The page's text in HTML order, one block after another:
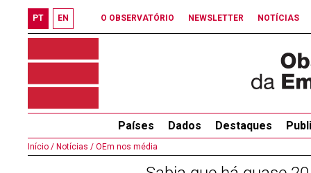
PT EN O OBSERVATÓRIO NEWSLETTER NOTÍCIAS
Países Dados Destaques
Início / Notícias / OEm nos média